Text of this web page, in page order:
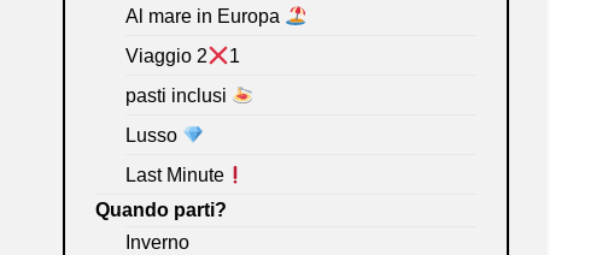
Al mare in Europa
Viaggio 2
1
pasti inclusi
Lusso
Last Minute
Quando parti?
Inverno